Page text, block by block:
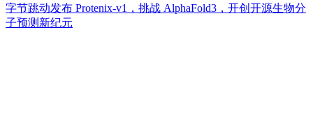
字节跳动发布 Protenix-v1，挑战 AlphaFold3，开创开源生物分
子预测新纪元